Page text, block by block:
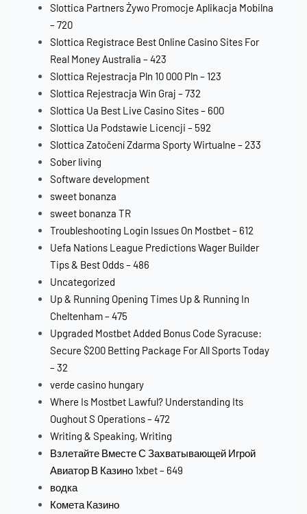
Slottica Partners Żywo Promocje Aplikacja Mobilna
– 720
Slottica Registrace Best Online Casino Sites For
Real Money Australia – 423
Slottica Rejestracja Pln 10 000 Pln – 123
Slottica Rejestracja Win Graj – 732
Slottica Ua Best Live Casino Sites – 600
Slottica Ua Podstawie Licencji – 592
Slottica Zatočení Zdarma Sporty Wirtualne – 233
Sober living
Software development
sweet bonanza
sweet bonanza TR
Troubleshooting Login Issues On Mostbet – 612
Uefa Nations League Predictions Wager Builder
Tips & Best Odds – 486
Uncategorized
Up & Running Opening Times Up & Running In
Cheltenham – 475
Upgraded Mostbet Added Bonus Code Syracuse:
Secure $200 Betting Package For All Sports Today
– 32
verde casino hungary
Where Is Mostbet Lawful? Understanding Its
Oughout S Operations – 472
Writing & Speaking, Writing
Взлетайте Вместе С Захватывающей Игрой
Авиатор В Казино 1xbet – 649
водка
Комета Казино